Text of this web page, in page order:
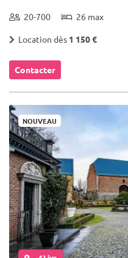
20-700 26 max
Location dès 1 150 €
Contacter
NOUVEAU